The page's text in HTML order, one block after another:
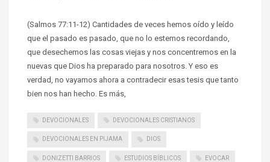
(Salmos 77:11-12) Cantidades de veces hemos oído y leído
que el pasado es pasado, que no lo estemos recordando,
que desechemos las cosas viejas y nos concentremos en la
nuevas que Dios ha preparado para nosotros. Y eso es
verdad, no vayamos ahora a contradecir esas tesis que tanto
bien nos han hecho. Es más,
DEVOCIONALES DEVOCIONALES CRISTIANOS
DEVOCIONALES EN PIJAMA DIOS
DONIZETTI BARRIOS ESTUDIOS BÍBLICOS EVOCAR